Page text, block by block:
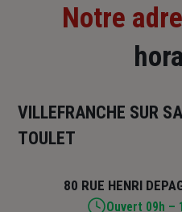
Notre
VILLEFRANCHE SUR
TOULET
80 RUE HENRI